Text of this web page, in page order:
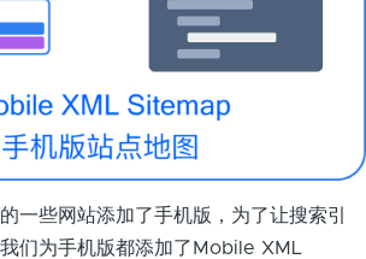
些网站添加了手机版，为了让搜索引
们为手机版都添加了Mobile XML